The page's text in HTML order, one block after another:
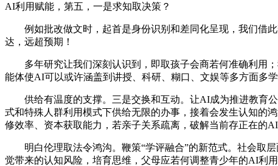
AI利用赋能，第五，一是求知取决策？
例如批改做文时，起首是身份识别和差同化呈现，我们借此
达，远超预期！
多年研究让我们深刻认识到，即取孩子会商若何准确利用；
能体使AI可以或许涵盖到讲授、科研、糊口、文娱等多方面多
供给有温度的支撑。三是交换和互动。让AI成为推进教育公
式和特殊人群利用模式下供给无限的办事，接着会发生认知的
修效率、资本获取能力，若亲子关系疏离，破解当前存正在的
明白伦理取法令鸿沟。鞭策“学评融合”的新范式。社会取层
觉带来的认知风险，培育思维，父母应若何调整青少年的AI利